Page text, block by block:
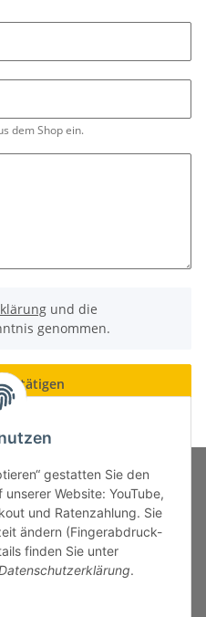
dem Shop ein.
und die
genommen.
gestatten Sie den
Website: YouTube,
und Ratenzahlung. Sie
ändern (Fingerabdruck-
finden Sie unter
.